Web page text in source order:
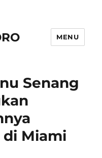
MENU
Senang
di Miami